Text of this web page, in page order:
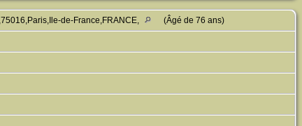
de-France,FRANCE, (Âgé de 76 ans)